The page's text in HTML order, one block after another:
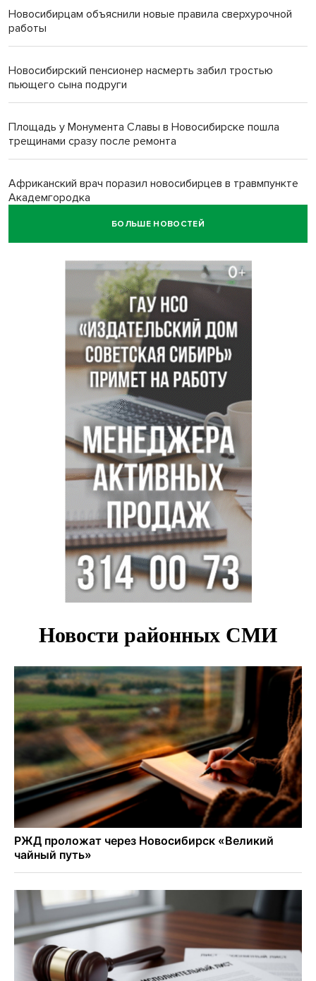
Новосибирцам объяснили новые правила сверхурочной
работы
Новосибирский пенсионер насмерть забил тростью
пьющего сына подруги
Площадь у Монумента Славы в Новосибирске пошла
трещинами сразу после ремонта
Африканский врач поразил новосибирцев в травмпункте
Академгородка
БОЛЬШЕ НОВОСТЕЙ